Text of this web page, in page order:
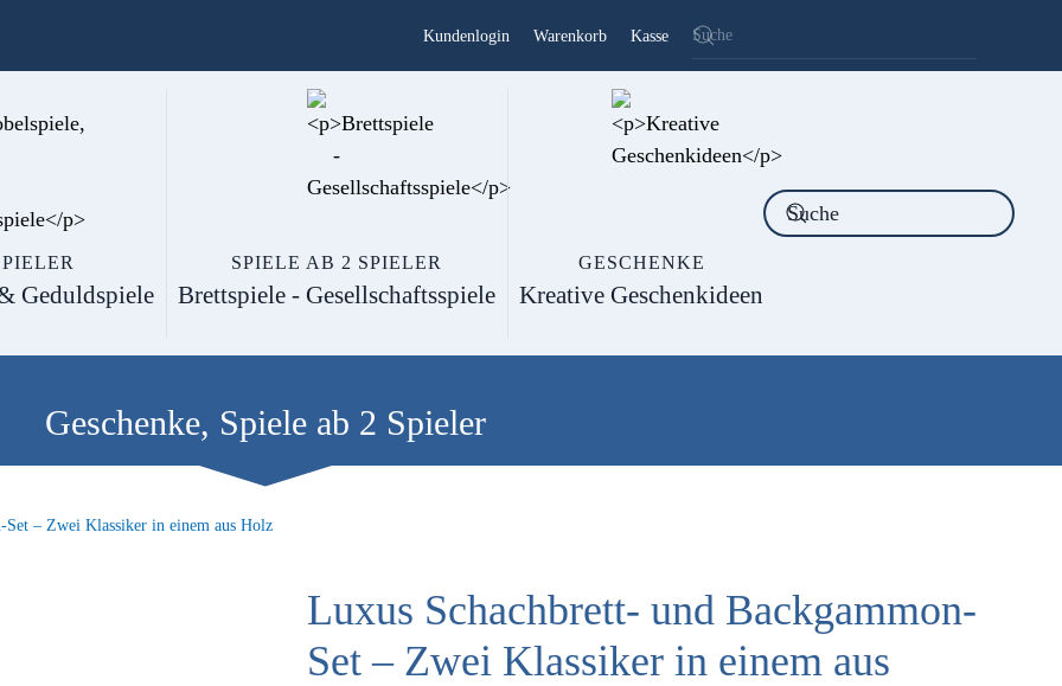
Kundenlogin Warenkorb Kasse
Geduldspiele
SPIELE AB 2 SPIELER
Brettspiele - Gesellschaftsspiele
GESCHENKE
Kreative Geschenkideen
Geschenke, Spiele ab 2 Spieler
– Zwei Klassiker in einem aus Holz
Luxus Schachbrett- und Backgammon-
Set – Zwei Klassiker in einem aus